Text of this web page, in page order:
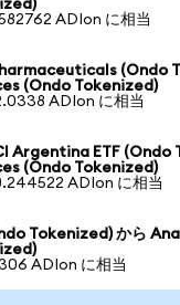
ADIon に相当
(Ondo
(Ondo Tokenized)
ADIon に相当
Argentina ETF (Ondo
(Ondo Tokenized)
ADIon に相当
Tokenized) から
ADIon に相当